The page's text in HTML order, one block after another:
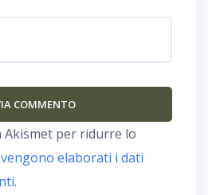
per ridurre lo
elaborati i dati
.